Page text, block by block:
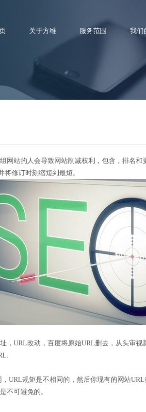
关于方维 服务范围 我们
网站的人会导致网站削减权利，包含，排名
将修订时刻缩短到最短。
，URL改动，百度将原始URL删去，从头审
URL规矩是不相同的，然后你现有的网站
不可避免的。